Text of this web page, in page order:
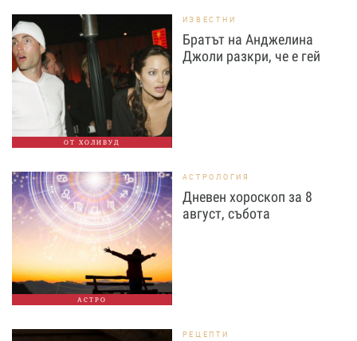
ОТ ХОЛИВУД
ИЗВЕСТНИ
Братът на Анджелина
Джоли разкри, че е гей
АСТРО
АСТРОЛОГИЯ
Дневен хороскоп за 8
август, събота
РЕЦЕПТИ